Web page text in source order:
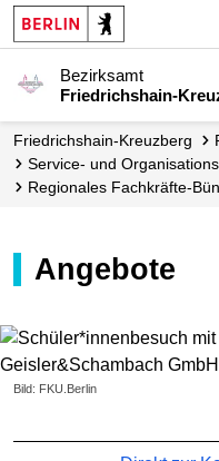
Bezirksamt
Friedrichshain-
Friedrichshain-Kreuzberg
Service- und
Regionales Fachkräfte-
Angebote
Bild: FKU.Berlin